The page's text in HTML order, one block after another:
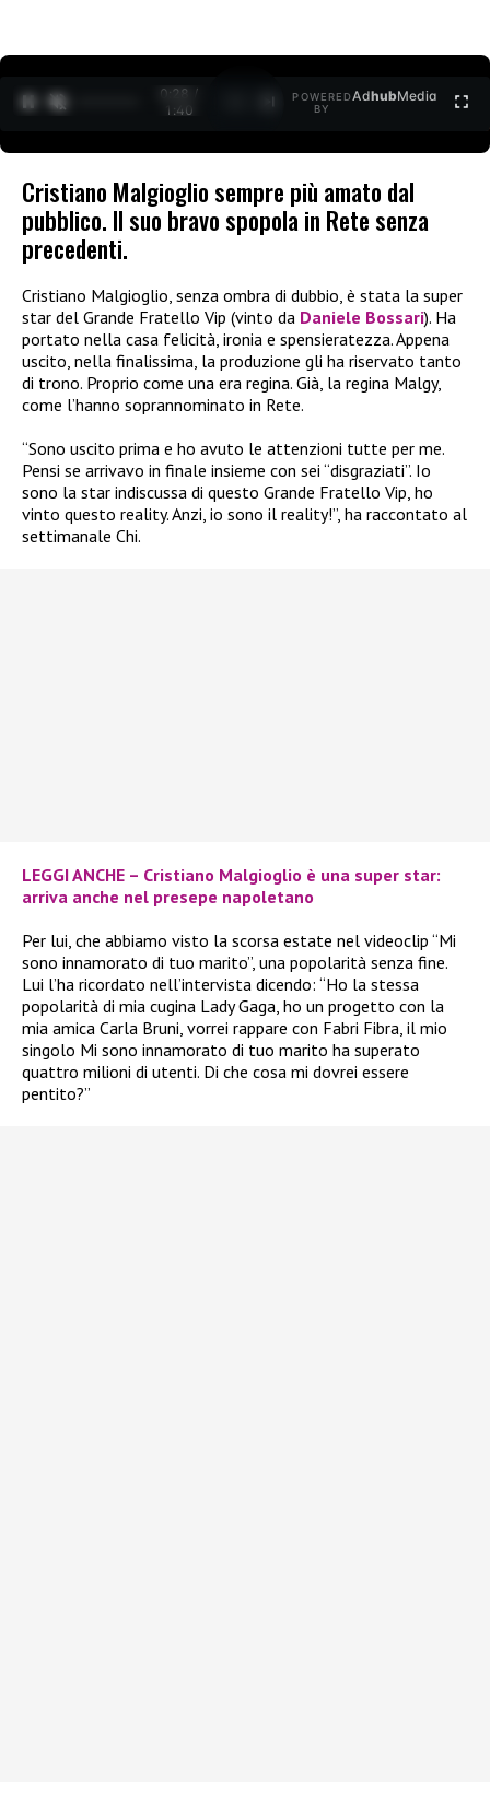
0:29 /
1:40
POWERED
BY
AdhubMedia
Cristiano Malgioglio sempre più amato dal
pubblico. Il suo bravo spopola in Rete senza
precedenti.
Cristiano Malgioglio, senza ombra di dubbio, è stata la super
star del Grande Fratello Vip (vinto da Daniele Bossari). Ha
portato nella casa felicità, ironia e spensieratezza. Appena
uscito, nella finalissima, la produzione gli ha riservato tanto
di trono. Proprio come una era regina. Già, la regina Malgy,
come l’hanno soprannominato in Rete.
“Sono uscito prima e ho avuto le attenzioni tutte per me.
Pensi se arrivavo in finale insieme con sei “disgraziati”. Io
sono la star indiscussa di questo Grande Fratello Vip, ho
vinto questo reality. Anzi, io sono il reality!”, ha raccontato al
settimanale Chi.
LEGGI ANCHE – Cristiano Malgioglio è una super star:
arriva anche nel presepe napoletano
Per lui, che abbiamo visto la scorsa estate nel videoclip “Mi
sono innamorato di tuo marito”, una popolarità senza fine.
Lui l’ha ricordato nell’intervista dicendo: “Ho la stessa
popolarità di mia cugina Lady Gaga, ho un progetto con la
mia amica Carla Bruni, vorrei rappare con Fabri Fibra, il mio
singolo Mi sono innamorato di tuo marito ha superato
quattro milioni di utenti. Di che cosa mi dovrei essere
pentito?”